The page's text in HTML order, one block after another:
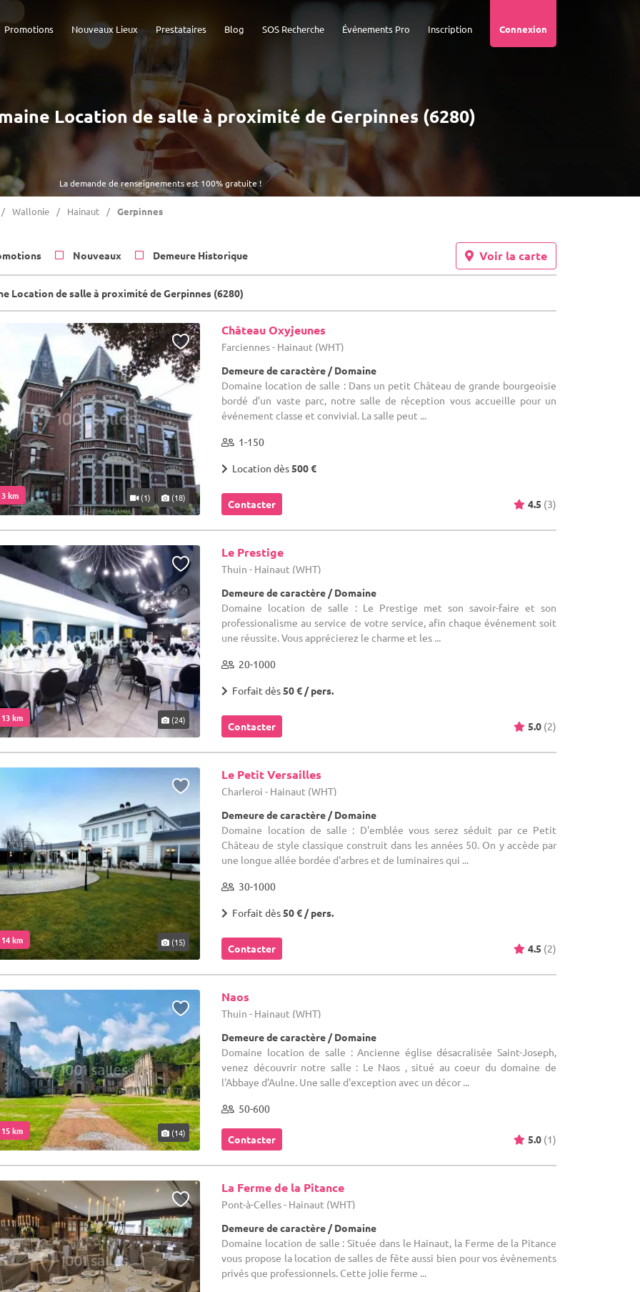
Connexion
Inscription
Événements Pro
SOS Recherche
Blog
Prestataires
Nouveaux Lieux
Promotions
La demande de renseignements est 100% gratuite !
Location de salle à proximité de Gerpinnes (6280)
Wallonie Hainaut Gerpinnes
Nouveaux Demeure Historique Voir la carte
Location de salle à proximité de Gerpinnes (6280)
km (1) (18)
Château Oxyjeunes
Farciennes - Hainaut (WHT)
Demeure de caractère / Domaine
Domaine location de salle : Dans un petit Château de grande bourgeoisie
bordé d’un vaste parc, notre salle de réception vous accueille pour un
événement classe et convivial. La salle peut ...
1-150
Location dès500 €
Contacter 4.5 (3)
km (24)
Le Prestige
Thuin - Hainaut (WHT)
Demeure de caractère / Domaine
Domaine location de salle : Le Prestige met son savoir-faire et son
professionalisme au service de votre service, afin chaque événement soit
une réussite. Vous apprécierez le charme et les ...
20-1000
Forfait dès50 € / pers.
Contacter 5.0 (2)
km (15)
Le Petit Versailles
Charleroi - Hainaut (WHT)
Demeure de caractère / Domaine
Domaine location de salle : D'emblée vous serez séduit par ce Petit
Château de style classique construit dans les années 50. On y accède par
une longue allée bordée d'arbres et de luminaires qui ...
30-1000
Forfait dès50 € / pers.
Contacter 4.5 (2)
km (14)
Naos
Thuin - Hainaut (WHT)
Demeure de caractère / Domaine
Domaine location de salle : Ancienne église désacralisée Saint-Joseph,
venez découvrir notre salle : Le Naos , situé au coeur du domaine de
l'Abbaye d'Aulne. Une salle d'exception avec un décor ...
50-600
Contacter 5.0 (1)
La Ferme de la Pitance
Pont-à-Celles - Hainaut (WHT)
Demeure de caractère / Domaine
Domaine location de salle : Située dans le Hainaut, la Ferme de la Pitance
vous propose la location de salles de fête aussi bien pour vos évènements
privés que professionnels. Cette jolie ferme ...